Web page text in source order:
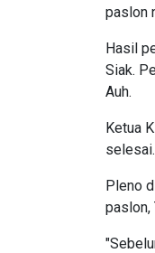
paslon
Hasil
Siak.
Auh.
Ketua
selesai.
Pleno
paslon,